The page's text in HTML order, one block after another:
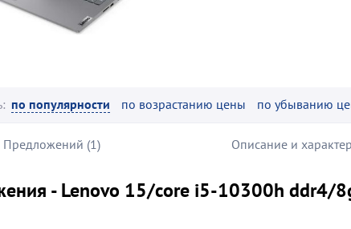
по популярности по возрастанию цены по убыванию
Предложений (1) Описание и
- Lenovo 15/core i5-10300h ddr4/